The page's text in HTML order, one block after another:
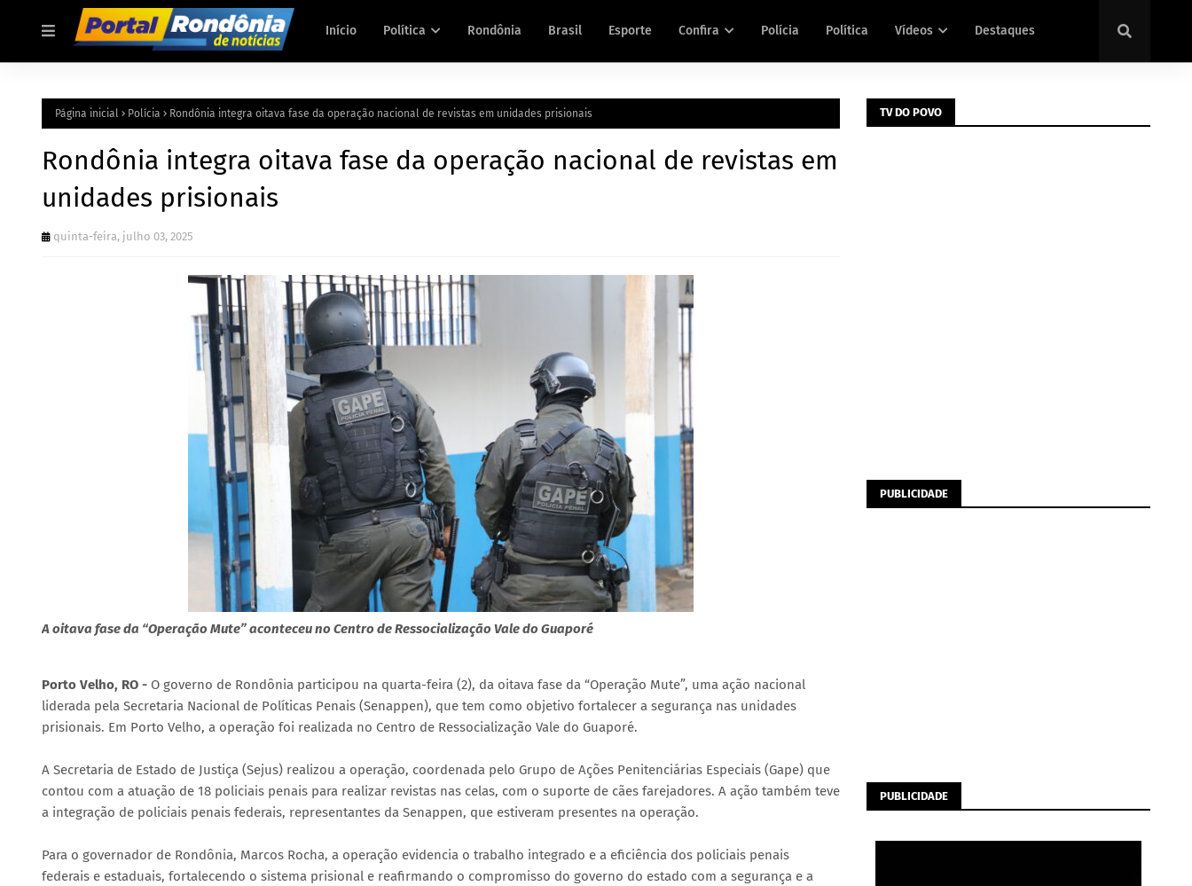
Início Política Rondônia Brasil Esporte Confira Polícia Política Vídeos Destaques
Página inicial Polícia Rondônia integra oitava fase da operação nacional de revistas em unidades prisionais
Rondônia integra oitava fase da operação nacional de revistas em
unidades prisionais
quinta-feira, julho 03, 2025
A oitava fase da “Operação Mute” aconteceu no Centro de Ressocialização Vale do Guaporé
Porto Velho, RO - O governo de Rondônia participou na quarta-feira (2), da oitava fase da “Operação Mute”, uma ação nacional
liderada pela Secretaria Nacional de Políticas Penais (Senappen), que tem como objetivo fortalecer a segurança nas unidades
prisionais. Em Porto Velho, a operação foi realizada no Centro de Ressocialização Vale do Guaporé.
A Secretaria de Estado de Justiça (Sejus) realizou a operação, coordenada pelo Grupo de Ações Penitenciárias Especiais (Gape) que
contou com a atuação de 18 policiais penais para realizar revistas nas celas, com o suporte de cães farejadores. A ação também teve
a integração de policiais penais federais, representantes da Senappen, que estiveram presentes na operação.
Para o governador de Rondônia, Marcos Rocha, a operação evidencia o trabalho integrado e a eficiência dos policiais penais
federais e estaduais, fortalecendo o sistema prisional e reafirmando o compromisso do governo do estado com a segurança e a
TV DO POVO
PUBLICIDADE
PUBLICIDADE